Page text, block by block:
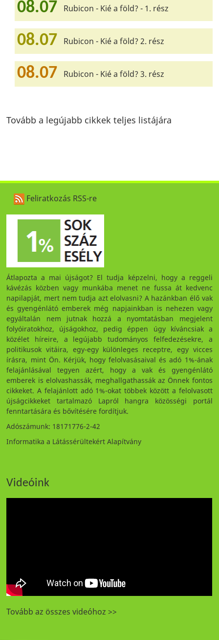
08.07 Rubicon - Kié a föld? - 1. rész
08.07 Rubicon - Kié a föld? 2. rész
08.07 Rubicon - Kié a föld? 3. rész
Tovább a legújabb cikkek teljes listájára
Feliratkozás RSS-re
Átlapozta a mai újságot? El tudja képzelni, hogy a reggeli
kávézás közben vagy munkába menet ne fussa át kedvenc
napilapját, mert nem tudja azt elolvasni? A hazánkban élő vak
és gyengénlátó emberek még napjainkban is nehezen vagy
egyáltalán nem jutnak hozzá a nyomtatásban megjelent
folyóiratokhoz, újságokhoz, pedig éppen úgy kíváncsiak a
közélet híreire, a legújabb tudományos felfedezésekre, a
politikusok vitáira, egy-egy különleges receptre, egy vicces
írásra, mint Ön. Kérjük, hogy felolvasásaival és adó 1%-ának
felajánlásával tegyen azért, hogy a vak és gyengénlátó
emberek is elolvashassák, meghallgathassák az Önnek fontos
cikkeket. A felajánlott adó 1%-okat többek között a felolvasott
újságcikkeket tartalmazó Lapról hangra közösségi portál
fenntartására és bővítésére fordítjuk.
Adószámunk: 18171776-2-42
Informatika a Látássérültekért Alapítvány
Videóink
Tovább az összes videóhoz >>